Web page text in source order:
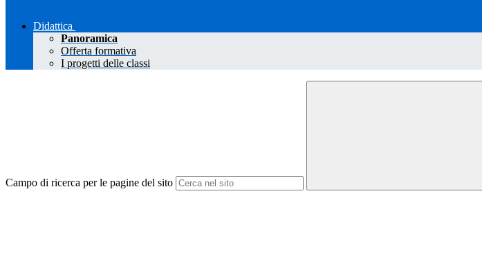
Didattica
Panoramica
Offerta formativa
I progetti delle classi
Campo di ricerca per le pagine del sito